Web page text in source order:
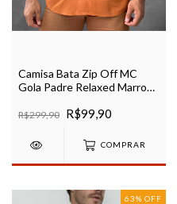
Camisa Bata Zip Off MC
Gola Padre Relaxed Marrom
R$299,90 R$99,90
COMPRAR
63% OFF